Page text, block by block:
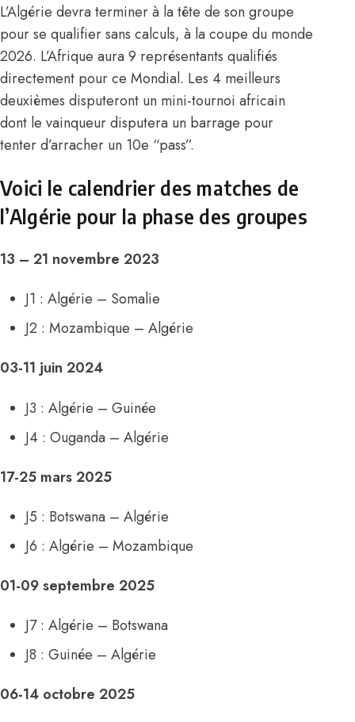
L’Algérie devra terminer à la tête de son groupe
pour se qualifier sans calculs, à la coupe du monde
2026. L’Afrique aura 9 représentants qualifiés
directement pour ce Mondial. Les 4 meilleurs
deuxièmes disputeront un mini-tournoi africain
dont le vainqueur disputera un barrage pour
tenter d’arracher un 10e “pass”.
Voici le calendrier des matches de
l’Algérie pour la phase des groupes
13 – 21 novembre 2023
J1 : Algérie – Somalie
J2 : Mozambique – Algérie
03-11 juin 2024
J3 : Algérie – Guinée
J4 : Ouganda – Algérie
17-25 mars 2025
J5 : Botswana – Algérie
J6 : Algérie – Mozambique
01-09 septembre 2025
J7 : Algérie – Botswana
J8 : Guinée – Algérie
06-14 octobre 2025